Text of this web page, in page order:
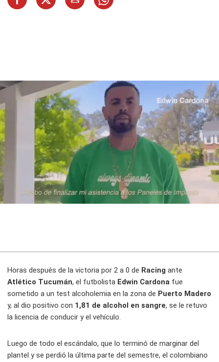
Horas después de la victoria por 2 a 0 de Racing ante
Atlético Tucumán, el futbolista Edwin Cardona fue
sometido a un test alcoholemia en la zona de Puerto Madero
y, al dio positivo con 1,81 de alcohol en sangre, se le retuvo
la licencia de conducir y el vehículo.
Luego de todo el escándalo, que lo terminó de marginar del
plantel y se perdió la última parte del semestre, el colombiano